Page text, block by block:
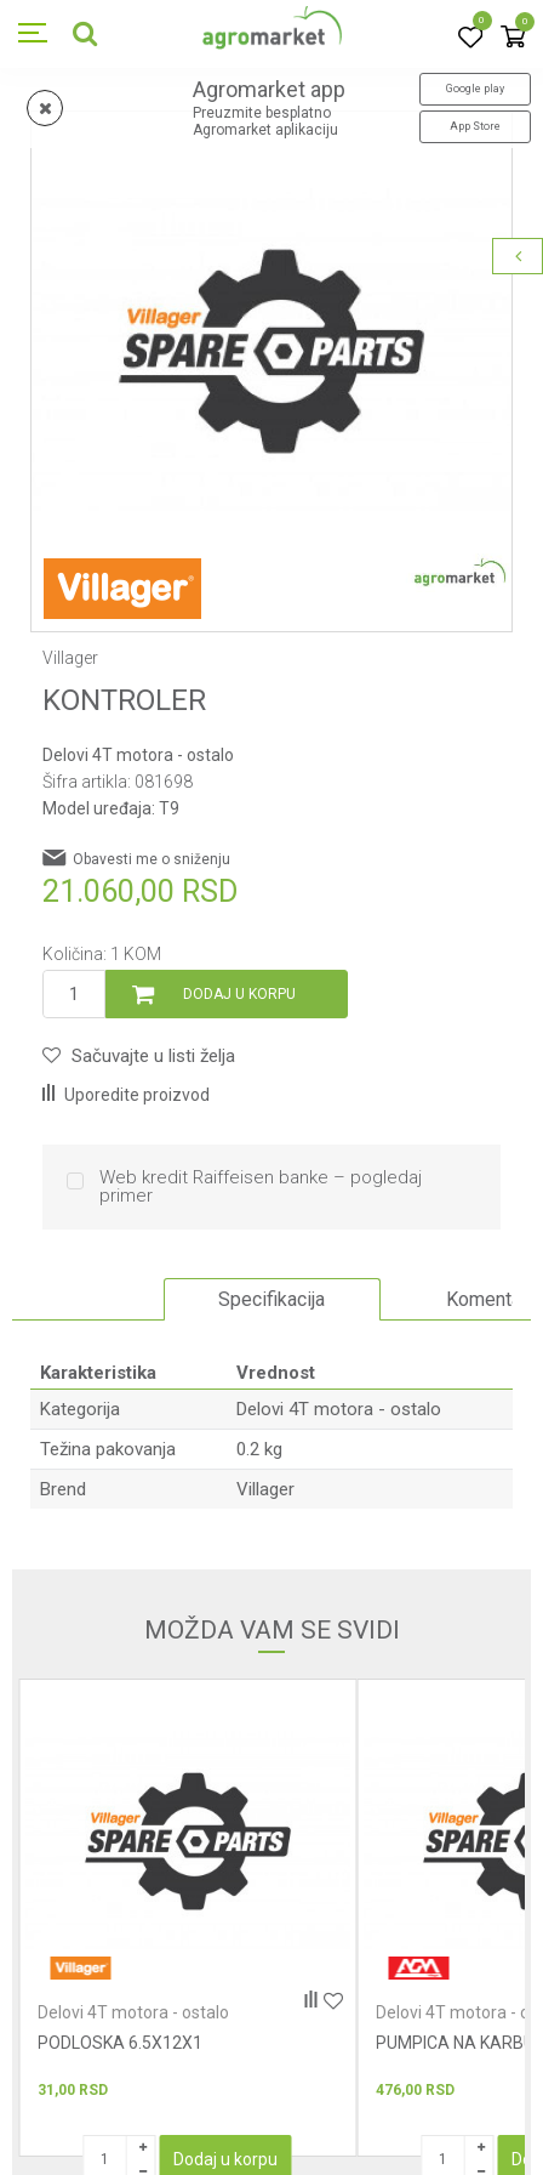
0 0
Agromarket app
Preuzmite besplatno
Agromarket aplikaciju
Google play
App Store
Villager
KONTROLER
Delovi 4T motora - ostalo
Šifra artikla: 081698
Model uređaja: T9
21.060,00 RSD
Obavesti me o sniženju
Količina: 1 KOM
DODAJ U KORPU
Sačuvajte u listi želja
Uporedite proizvod
Web kredit Raiffeisen banke – pogledaj
primer
Specifikacija Komentari
Karakteristika
Vrednost
Kategorija
Delovi 4T motora - ostalo
Težina pakovanja
0.2 kg
Brend
Villager
MOŽDA VAM SE SVIDI
Delovi 4T motora - ostalo
PODLOSKA 6.5X12X1
31,00 RSD
Dodaj u korpu
Delovi 4T motora -
PUMPICA NA
476,00 RSD